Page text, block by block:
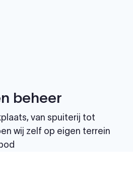
beheer
van spuiterij tot
wij zelf op eigen terrein